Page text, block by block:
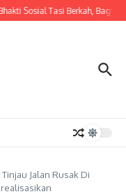
Sosial Tasi Berkah,
Jalan Rusak Di